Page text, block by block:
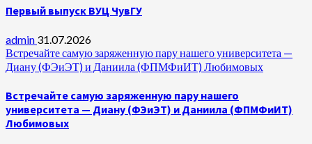
Первый выпуск ВУЦ ЧувГУ
admin 31.07.2026
Встречайте самую заряженную пару нашего университета —
Диану (ФЭиЭТ) и Даниила (ФПМФиИТ) Любимовых
Встречайте самую заряженную пару нашего
университета — Диану (ФЭиЭТ) и Даниила (ФПМФиИТ)
Любимовых